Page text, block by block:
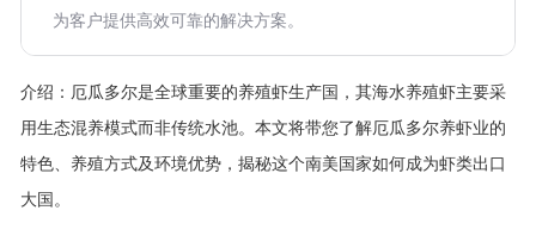
为客户提供高效可靠的解决方案。
介绍： 厄瓜多尔是全球重要的养殖虾生产国，其海水养殖虾主要采
用生态混养模式而非传统水池。本文将带您了解厄瓜多尔养虾业的
特色、养殖方式及环境优势，揭秘这个南美国家如何成为虾类出口
大国。